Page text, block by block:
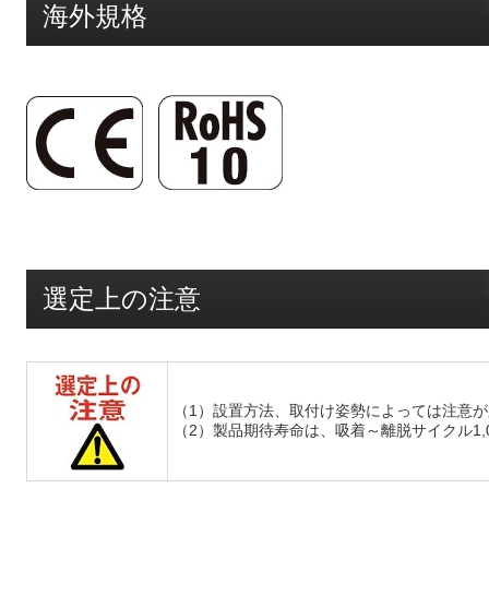
海外規格
選定上の注意
（1）設置方法、取付け姿勢によっては注意
（2）製品期待寿命は、吸着～離脱サイクル